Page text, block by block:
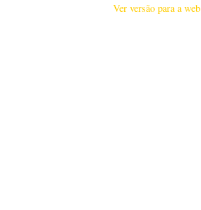
Ver versão para a web